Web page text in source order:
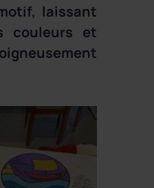
laissant
couleurs et